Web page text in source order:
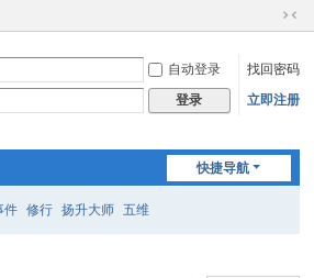
切
到
窄
自动登录
找回密码
登录 立即注册
快捷导航
件 修行 扬升大师 五维